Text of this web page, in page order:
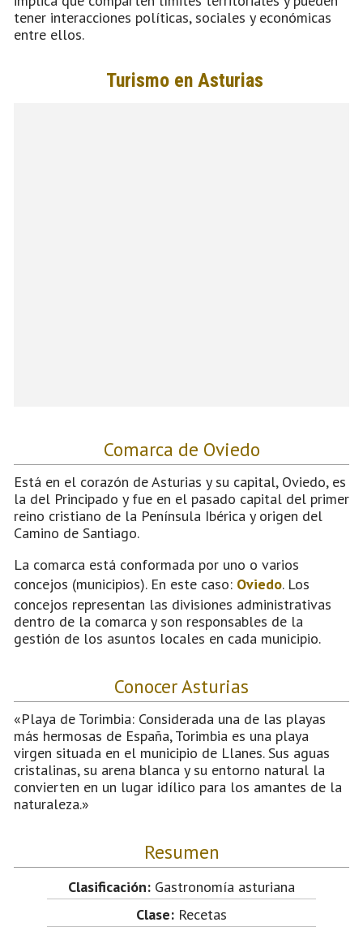
tener interacciones políticas, sociales y económicas
entre ellos.
Comarca de Oviedo
Está en el corazón de Asturias y su capital, Oviedo, es
la del Principado y fue en el pasado capital del primer
reino cristiano de la Península Ibérica y origen del
Camino de Santiago.
La comarca está conformada por uno o varios
concejos (municipios). En este caso: Oviedo. Los
concejos representan las divisiones administrativas
dentro de la comarca y son responsables de la
gestión de los asuntos locales en cada municipio.
Conocer Asturias
«Playa de Torimbia: Considerada una de las playas
más hermosas de España, Torimbia es una playa
virgen situada en el municipio de Llanes. Sus aguas
cristalinas, su arena blanca y su entorno natural la
convierten en un lugar idílico para los amantes de la
naturaleza.»
Resumen
Clasificación: Gastronomía asturiana
Clase: Recetas